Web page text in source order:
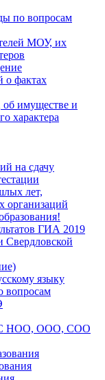
по вопросам
МОУ, их
о фактах
об имуществе и
характера
на сдачу
лет,
организаций
ГИА 2019
Свердловской
языку
вопросам
НОО, ООО, СОО